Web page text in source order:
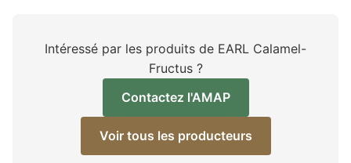
Intéressé par les produits de EARL Calamel-
Fructus ?
Contactez l'AMAP
Voir tous les producteurs